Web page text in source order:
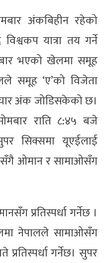
अंकबिहीन रहेको
यात्रा तय गर्ने
भएको खेलमा समूह
समूह ‘ए’को विजेता
अंक जोडिसकेको छ।
राति ८:४५ बजे
सिक्समा यूएईलाई
ओमान र सामाओसँग
प्रतिस्पर्धा गर्नेछ ।
नेपालले सामाओसँग
गर्नेछ। सुपर